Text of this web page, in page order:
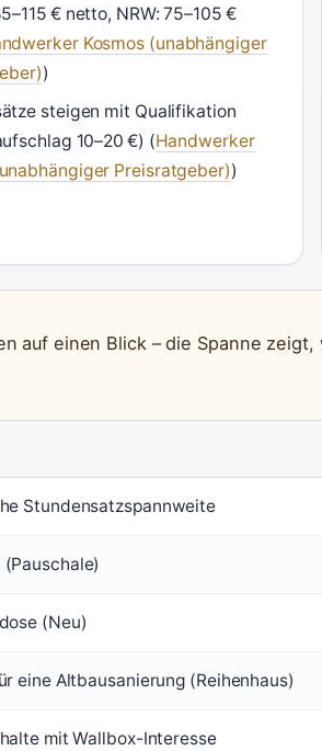
€ netto, NRW: 75–105 €
Kosmos (unabhängiger
)
steigen mit Qualifikation
10–20 €) (Handwerker
Preisratgeber))
auf einen Blick – die Spanne
Stundensatzspannweite
(Neu)
eine Altbausanierung (Reihenhaus)
mit Wallbox-Interesse